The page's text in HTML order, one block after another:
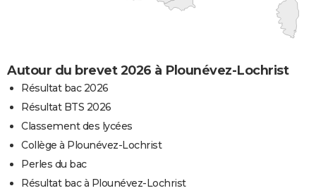
Autour du brevet 2026 à Plounévez-Lochrist
Résultat bac 2026
Résultat BTS 2026
Classement des lycées
Collège à Plounévez-Lochrist
Perles du bac
Résultat bac à Plounévez-Lochrist